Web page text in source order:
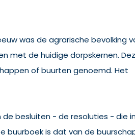
was de agrarische bevolking
met de huidige dorpskernen.
of buurten genoemd. Het
besluiten - de resoluties - die
buurboek is dat van de